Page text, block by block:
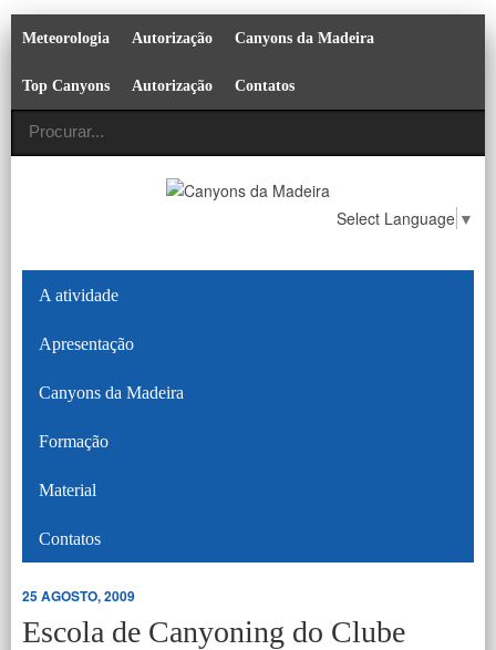
Meteorologia Autorização Canyons da Madeira
Top Canyons Autorização Contatos
Select Language ▼
A atividade
Apresentação
Canyons da Madeira
Formação
Material
Contatos
25 AGOSTO, 2009
Escola de Canyoning do Clube